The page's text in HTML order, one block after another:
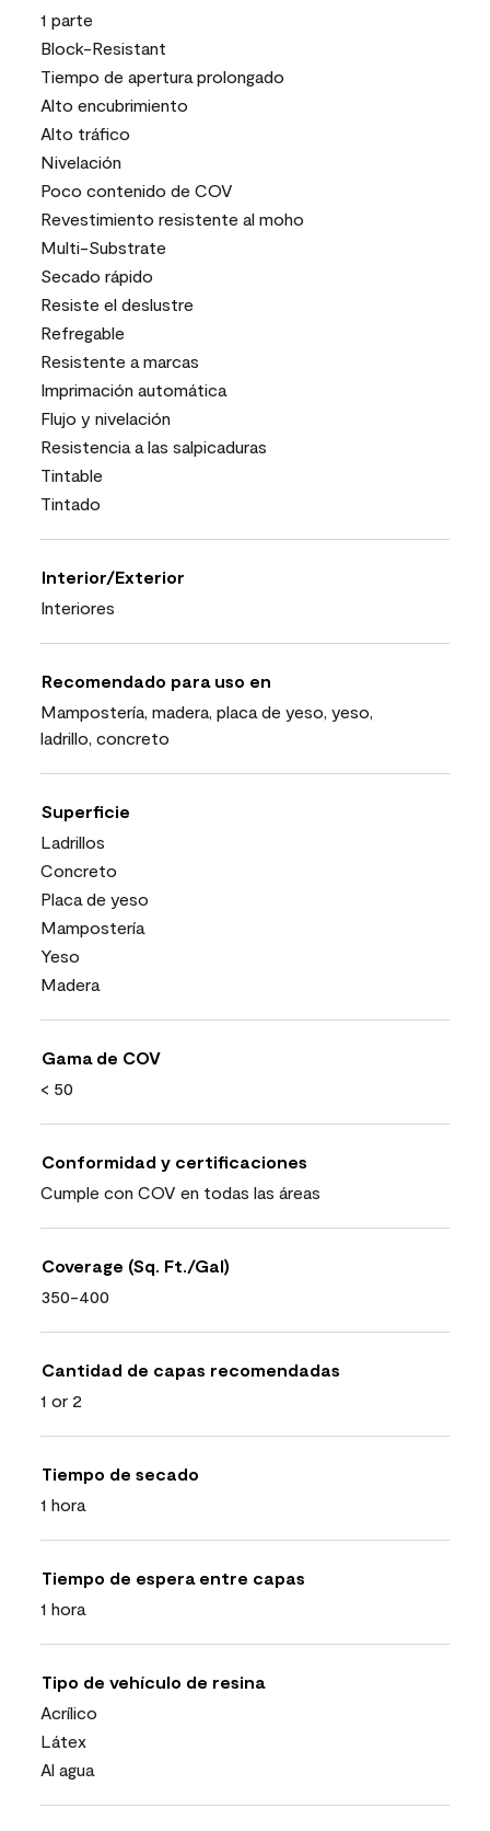
1 parte
Block-Resistant
Tiempo de apertura prolongado
Alto encubrimiento
Alto tráfico
Nivelación
Poco contenido de COV
Revestimiento resistente al moho
Multi-Substrate
Secado rápido
Resiste el deslustre
Refregable
Resistente a marcas
Imprimación automática
Flujo y nivelación
Resistencia a las salpicaduras
Tintable
Tintado
Interior/Exterior
Interiores
Recomendado para uso en
Mampostería, madera, placa de yeso, yeso,
ladrillo, concreto
Superficie
Ladrillos
Concreto
Placa de yeso
Mampostería
Yeso
Madera
Gama de COV
< 50
Conformidad y certificaciones
Cumple con COV en todas las áreas
Coverage (Sq. Ft./Gal)
350-400
Cantidad de capas recomendadas
1 or 2
Tiempo de secado
1 hora
Tiempo de espera entre capas
1 hora
Tipo de vehículo de resina
Acrílico
Látex
Al agua